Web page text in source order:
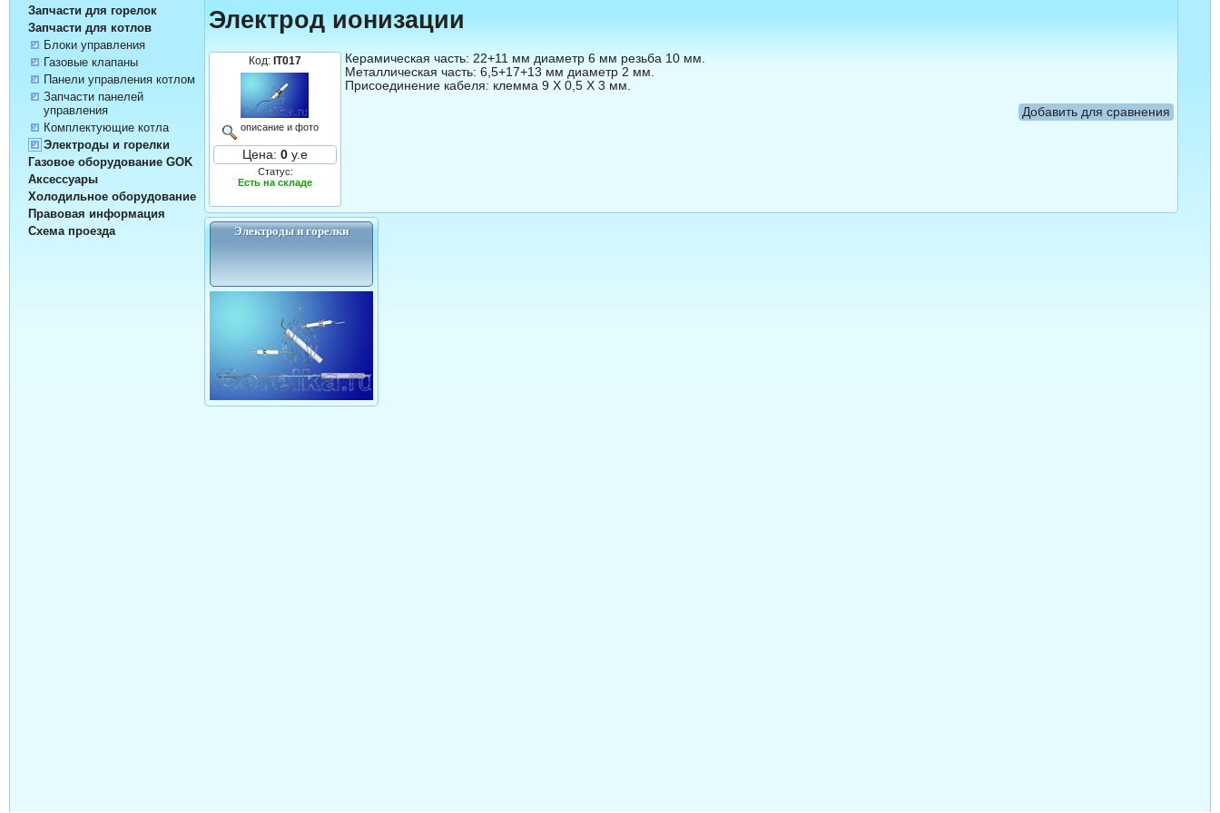
Запчасти для горелок
Запчасти для котлов
Блоки управления
Газовые клапаны
Панели управления котлом
Запчасти панелей
управления
Комплектующие котла
Электроды и горелки
Газовое оборудование GOK
Аксессуары
Холодильное оборудование
Правовая информация
Схема проезда
Электрод ионизации
Код:IT017
описание и фото
Цена: 0 у.е
Статус:
Есть на складе
Керамическая часть: 22+11 мм диаметр 6 мм резьба 10 мм.
Металлическая часть: 6,5+17+13 мм диаметр 2 мм.
Присоединение кабеля: клемма 9 Х 0,5 Х 3 мм.
Добавить для сравнения
Электроды и горелки